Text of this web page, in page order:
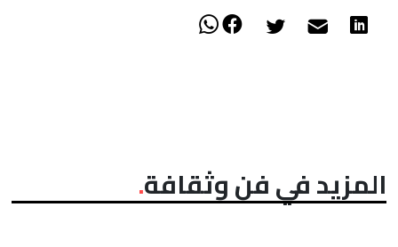
المزيد في فن وثقافة